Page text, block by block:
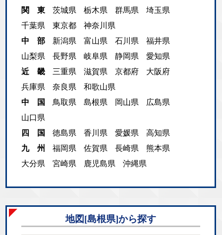
関 東
茨城県 栃木県 群馬県
埼玉県
千葉県
東京都
神奈川県
中 部
新潟県 富山県 石川県
福井県
山梨県
長野県 岐阜県 静岡県
愛知県
近 畿
三重県 滋賀県 京都府
大阪府
兵庫県
奈良県
和歌山県
中 国
鳥取県 島根県 岡山県
広島県
山口県
四 国
徳島県 香川県 愛媛県
高知県
九 州
福岡県 佐賀県 長崎県
熊本県
大分県
宮崎県 鹿児島県 沖縄県
地図[島根県]から探す